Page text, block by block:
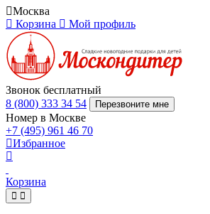
Москва
Корзина
Мой профиль
Звонок бесплатный
8 (800) 333 34 54
Перезвоните мне
Номер в Москве
+7 (495) 961 46 70
Избранное
Корзина